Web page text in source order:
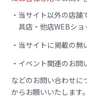
当サイト以外の店舗
具店・他店WEBショ
当サイトに掲載の無
イベント関連のお問
などのお問い合わせに
からお願いいたします。